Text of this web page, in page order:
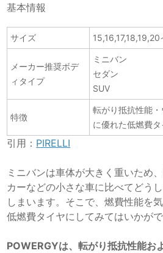
基本情報
サイズ 15,16,17,18,19,20
メーカー推奨ボデ
ィタイプ
ミニバン
セダン
SUV
特徴
転がり抵抗性能
に優れた低燃費タ
引用： PIRELLI
ミニバンは車体が大きく重いため
カーなどの小さな車に比べてどう
しまいます。そこで、燃費性能を
低燃費タイヤにしてみてはいかが
POWERGYは、転がり抵抗性能お